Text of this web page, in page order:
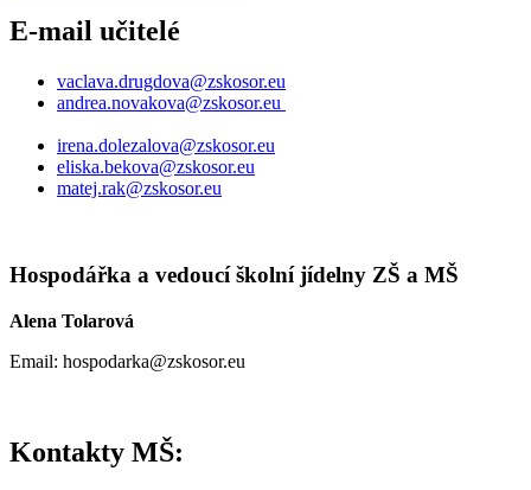
E-mail učitelé
vaclava.drugdova@zskosor.eu
andrea.novakova@zskosor.eu
irena.dolezalova@zskosor.eu
eliska.bekova@zskosor.eu
matej.rak@zskosor.eu
Hospodářka a vedoucí školní jídelny ZŠ a MŠ
Alena Tolarová
Email: hospodarka@zskosor.eu
Kontakty MŠ: